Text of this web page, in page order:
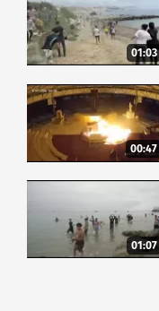
01:03
00:47
01:07